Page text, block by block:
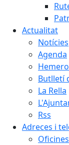
Actualitat
Notícies
Agenda
Butlletí
La Rella
Rss
Adreces i